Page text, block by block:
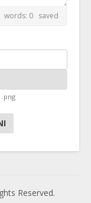
words: 0 saved
Reserved.